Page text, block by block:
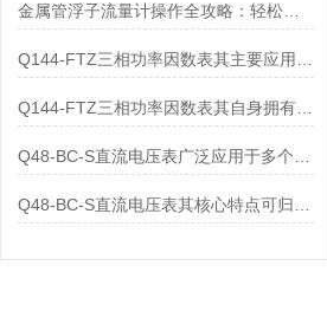
金属管浮子流量计操作全攻略：轻松拿捏，精准掌控每一步！
Q144-FTZ三相功率因数表其自身拥有怎样的功能呢？